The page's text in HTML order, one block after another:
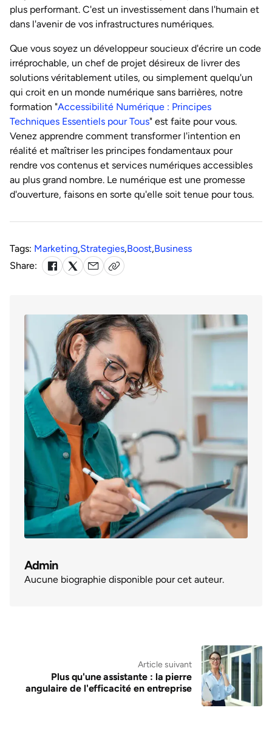
plus performant. C'est un investissement dans l'humain et
dans l'avenir de vos infrastructures numériques.
Que vous soyez un développeur soucieux d'écrire un code
irréprochable, un chef de projet désireux de livrer des
solutions véritablement utiles, ou simplement quelqu'un
qui croit en un monde numérique sans barrières, notre
formation "Accessibilité Numérique : Principes
Techniques Essentiels pour Tous" est faite pour vous.
Venez apprendre comment transformer l'intention en
réalité et maîtriser les principes fondamentaux pour
rendre vos contenus et services numériques accessibles
au plus grand nombre. Le numérique est une promesse
d'ouverture, faisons en sorte qu'elle soit tenue pour tous.
Tags: Marketing,Strategies,Boost,Business
Share:
Admin
Aucune biographie disponible pour cet auteur.
Article suivant
Plus qu'une assistante : la pierre
angulaire de l'efficacité en entreprise